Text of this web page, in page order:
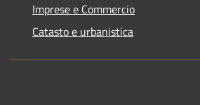
Imprese e Commercio
Catasto e urbanistica